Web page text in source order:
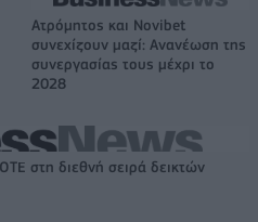
Ατρόμητος και Novibet
συνεχίζουν μαζί: Ανανέωση της
συνεργασίας τους μέχρι το
2028
στη διεθνή σειρά δεικτών